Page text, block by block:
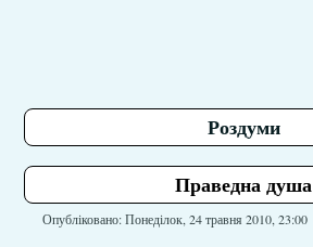
Роздуми
Праведна душа
Опубліковано: Понеділок, 24 травня 2010, 23:00